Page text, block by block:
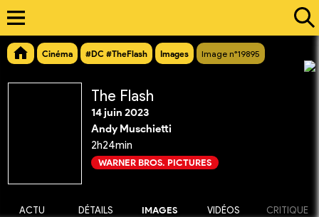
Cinéma #DC #TheFlash Images Image n°19895
The Flash
14 juin 2023
Andy Muschietti
2h24min
WARNER BROS. PICTURES
ACTU DÉTAILS IMAGES VIDÉOS CRITIQUE